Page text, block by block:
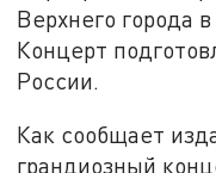
Верхнего города
Концерт
России.
Как сообщает
грандиозный